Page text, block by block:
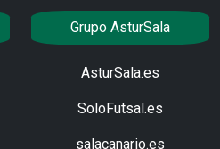
Grupo AsturSala
AsturSala.es
SoloFutsal.es
salacanario.es